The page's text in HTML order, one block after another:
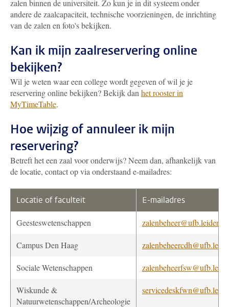
zalen binnen de universiteit. Zo kun je in dit systeem onder
andere de zaalcapaciteit, technische voorzieningen, de inrichting
van de zalen en foto's bekijken.
Kan ik mijn zaalreservering online
bekijken?
Wil je weten waar een college wordt gegeven of wil je je
reservering online bekijken? Bekijk dan het rooster in
MyTimeTable.
Hoe wijzig of annuleer ik mijn
reservering?
Betreft het een zaal voor onderwijs? Neem dan, afhankelijk van
de locatie, contact op via onderstaand e-mailadres:
Locatie of faculteit E-mailadres
Geesteswetenschappen
Campus Den Haag
Sociale Wetenschappen
Wiskunde &
Natuurwetenschappen/Archeologie